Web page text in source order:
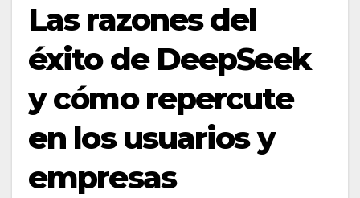
Las razones del
éxito de DeepSeek
y cómo repercute
en los usuarios y
empresas